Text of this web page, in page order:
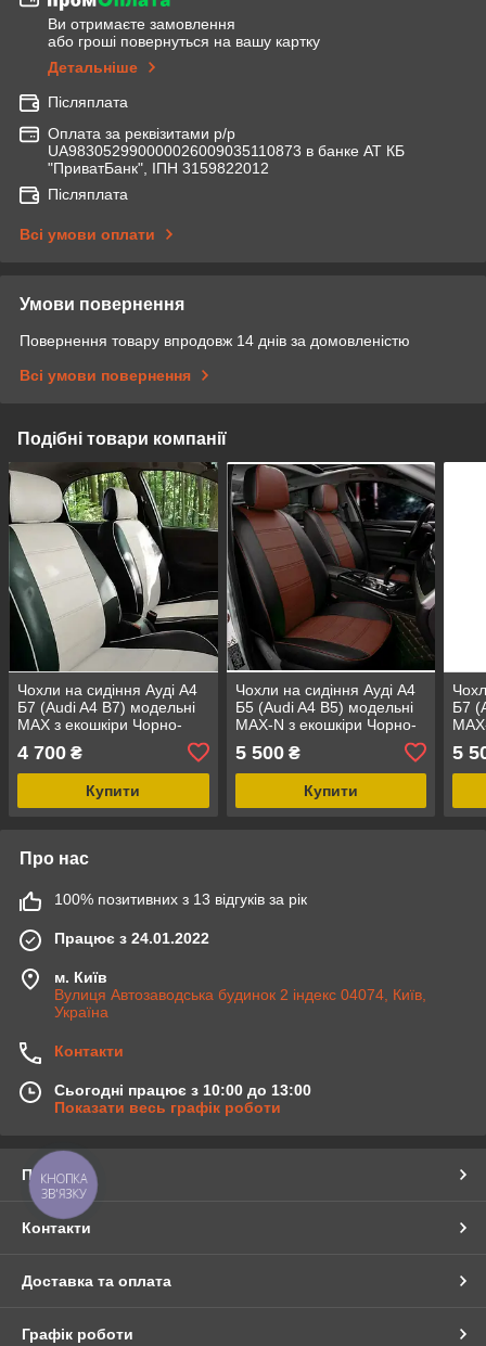
Ви отримаєте замовлення
або гроші повернуться на вашу картку
Детальніше
Післяплата
Оплата за реквізитами р/р
UA983052990000026009035110873 в банке АТ КБ
"ПриватБанк", ІПН 3159822012
Післяплата
Всі умови оплати
Умови повернення
Повернення товару впродовж 14 днів за домовленістю
Всі умови повернення
Подібні товари компанії
Чохли на сидіння Ауді А4
Б7 (Audi A4 B7) модельні
MAX з екошкіри Чорно-
4 700 ₴
Купити
Чохли на сидіння Ауді А4
Б5 (Audi A4 B5) модельні
MAX-N з екошкіри Чорно-
5 500₴
Купити
Б7
5
Про нас
100% позитивних з 13 відгуків за рік
Працює з 24.01.2022
м. Київ
Вулиця Автозаводська будинок 2 індекс 04074, Київ,
Україна
Контакти
Сьогодні працює з 10:00 до 13:00
Показати весь графік роботи
Про нас
Контакти
Доставка та оплата
Графік роботи
КНОПКА
ЗВ'ЯЗКУ